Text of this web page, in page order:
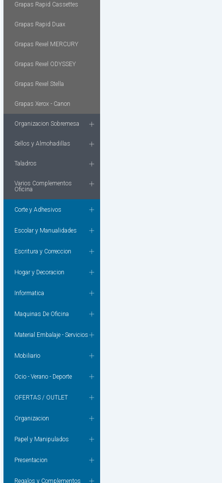
Grapas Rapid Cassettes
Grapas Rapid Duax
Grapas Rexel MERCURY
Grapas Rexel ODYSSEY
Grapas Rexel Stella
Grapas Xerox - Canon
Organizacion Sobremesa
Sellos y Almohadillas
Taladros
Varios Complementos
Oficina
Corte y Adhesivos
Escolar y Manualidades
Escritura y Correccion
Hogar y Decoracion
Informatica
Maquinas De Oficina
Material Embalaje - Servicios
Mobiliario
Ocio - Verano - Deporte
OFERTAS / OUTLET
Organizacion
Papel y Manipulados
Presentacion
Regalos y Complementos